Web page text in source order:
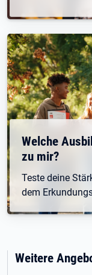
Welche
zu mir?
Teste deine
dem
Weitere